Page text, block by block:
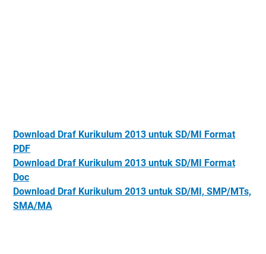
Download Draf Kurikulum 2013 untuk SD/MI Format
PDF
Download Draf Kurikulum 2013 untuk SD/MI Format
Doc
Download Draf Kurikulum 2013 untuk SD/MI, SMP/MTs,
SMA/MA